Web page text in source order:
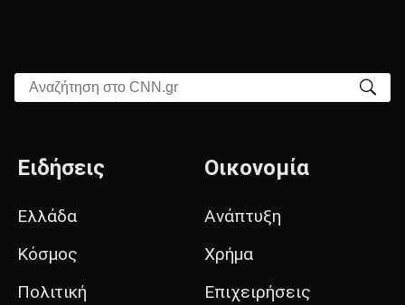
Αναζήτηση στο CNN.gr
Ειδήσεις
Ελλάδα
Κόσμος
Πολιτική
Οικονομία
Ανάπτυξη
Χρήμα
Επιχειρήσεις